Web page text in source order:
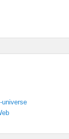
universe